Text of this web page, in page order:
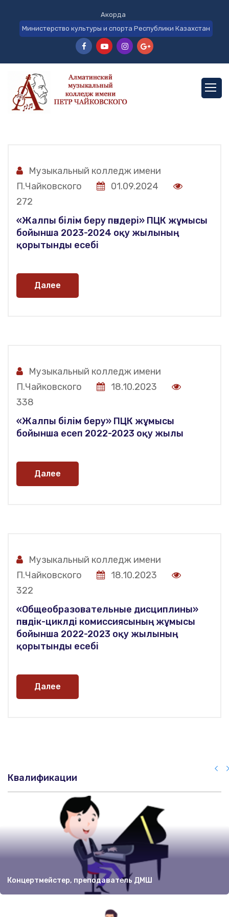
Акорда
Министерство культуры и спорта Республики Казахстан
Музыкальный колледж имени
П.Чайковского
01.09.2024
272
«Жалпы білім беру пәндері» ПЦК жұмысы
бойынша 2023-2024 оқу жылының
қорытынды есебі
Далее
Музыкальный колледж имени
П.Чайковского
18.10.2023
338
«Жалпы білім беру» ПЦК жұмысы
бойынша есеп 2022-2023 оқу жылы
Далее
Музыкальный колледж имени
П.Чайковского
18.10.2023
322
«Общеобразовательные дисциплины»
пәндік-циклді комиссиясының жұмысы
бойынша 2022-2023 оқу жылының
қорытынды есебі
Далее
Квалификации
Концертмейстер, преподаватель ДМШ